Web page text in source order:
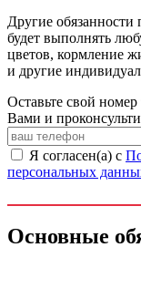
Другие обязанности
будет выполнять
цветов, кормление
и другие
Оставьте свой
Вами и
Я согласен(а) с
персональных
Основные